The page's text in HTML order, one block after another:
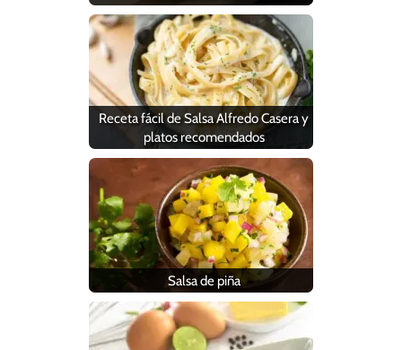
Receta fácil de Salsa Alfredo Casera y
platos recomendados
Salsa de piña